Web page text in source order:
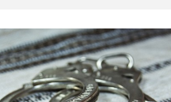
دەچێت